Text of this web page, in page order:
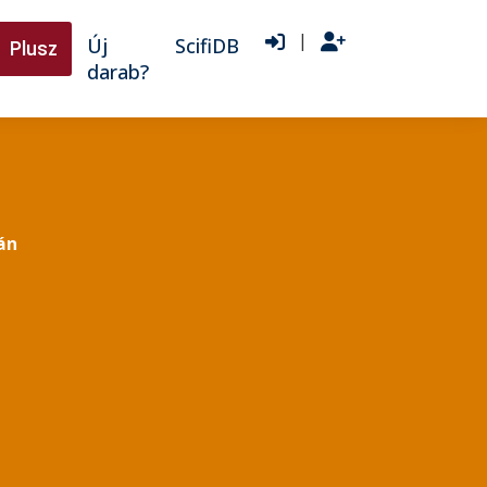
Plusz
Új
darab?
ScifiDB |